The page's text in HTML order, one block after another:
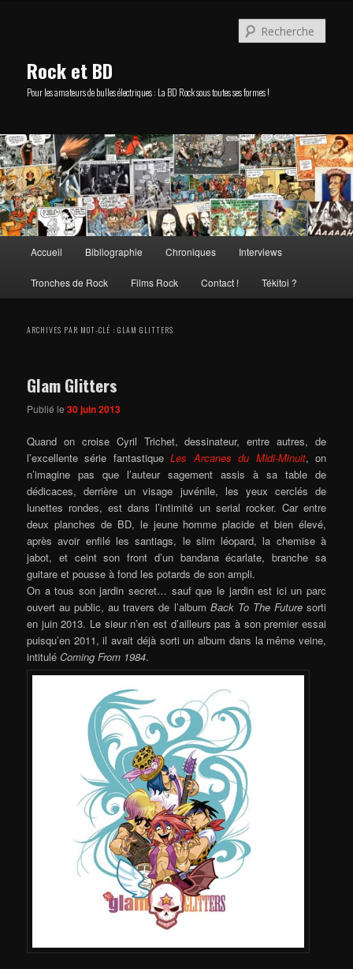
Rock et BD
Pour les amateurs de bulles électriques : La BD Rock sous toutes ses formes !
principal
Accueil Bibliographie Chroniques Interviews
Tronches de Rock Films Rock Contact ! Tékitoi ?
ARCHIVES PAR MOT-CLÉ :GLAM GLITTERS
Glam Glitters
Publié le30 juin 2013
Quand on croise Cyril Trichet, dessinateur, entre autres, de
l’excellente série fantastique Les Arcanes du Midi-Minuit, on
n’imagine pas que l’auteur sagement assis à sa table de
dédicaces, derrière un visage juvénile, les yeux cerclés de
lunettes rondes, est dans l’intimité un serial rocker. Car entre
deux planches de BD, le jeune homme placide et bien élevé,
après avoir enfilé les santiags, le slim léopard, la chemise à
jabot, et ceint son front d’un bandana écarlate, branche sa
guitare et pousse à fond les potards de son ampli.
On a tous son jardin secret… sauf que le jardin est ici un parc
ouvert au public, au travers de l’album Back To The Futuresorti
en juin 2013. Le sieur n’en est d’ailleurs pas à son premier essai
puisqu’en 2011, il avait déjà sorti un album dans la même veine,
intituléComing From 1984.